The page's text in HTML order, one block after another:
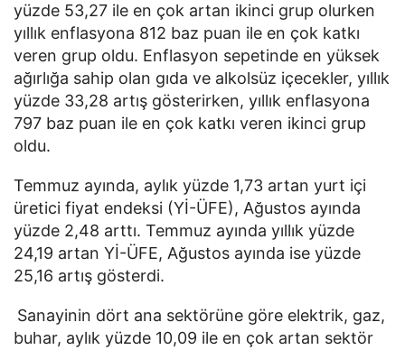
yüzde 53,27 ile en çok artan ikinci grup olurken
yıllık enflasyona 812 baz puan ile en çok katkı
veren grup oldu. Enflasyon sepetinde en yüksek
ağırlığa sahip olan gıda ve alkolsüz içecekler, yıllık
yüzde 33,28 artış gösterirken, yıllık enflasyona
797 baz puan ile en çok katkı veren ikinci grup
oldu.
Temmuz ayında, aylık yüzde 1,73 artan yurt içi
üretici fiyat endeksi (Yİ-ÜFE), Ağustos ayında
yüzde 2,48 arttı. Temmuz ayında yıllık yüzde
24,19 artan Yİ-ÜFE, Ağustos ayında ise yüzde
25,16 artış gösterdi.
Sanayinin dört ana sektörüne göre elektrik, gaz,
buhar, aylık yüzde 10,09 ile en çok artan sektör